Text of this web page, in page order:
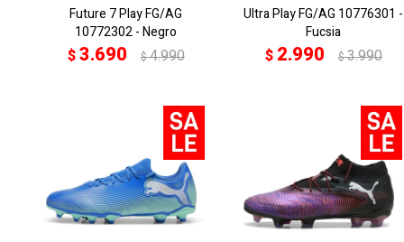
Future 7 Play FG/AG
10772302 - Negro
$3.690 $4.990
Ultra Play FG/AG 10776301 -
Fucsia
$ 2.990 $3.990